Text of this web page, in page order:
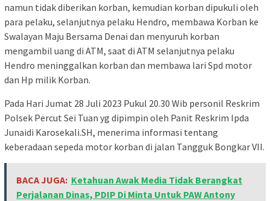
namun tidak diberikan korban, kemudian korban dipukuli oleh
para pelaku, selanjutnya pelaku Hendro, membawa Korban ke
Swalayan Maju Bersama Denai dan menyuruh korban
mengambil uang di ATM, saat di ATM selanjutnya pelaku
Hendro meninggalkan korban dan membawa lari Spd motor
dan Hp milik Korban.
Pada Hari Jumat 28 Juli 2023 Pukul 20.30 Wib personil Reskrim
Polsek Percut Sei Tuan yg dipimpin oleh Panit Reskrim Ipda
Junaidi Karosekali.SH, menerima informasi tentang
keberadaan sepeda motor korban di jalan Tangguk Bongkar VII.
BACA JUGA: Ketahuan Awak Media Tidak Berangkat
Perjalanan Dinas, PDIP Di Minta Untuk PAW Antony